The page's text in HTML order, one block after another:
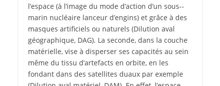
l’espace (à l’image du mode d’action d’un sous-­
marin nucléaire lanceur d’engins) et grâce à des
masques artificiels ou naturels (Dilution aval
géographique, DAG). La seconde, dans la couche
matérielle, vise à disperser ses capacités au sein
même du tissu d’artefacts en orbite, en les
fondant dans des satellites duaux par exemple